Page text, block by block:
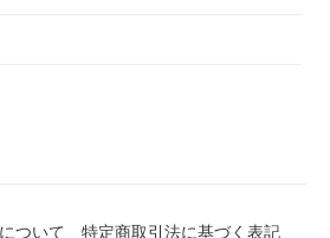
ついて 特定商取引法に基づく表記